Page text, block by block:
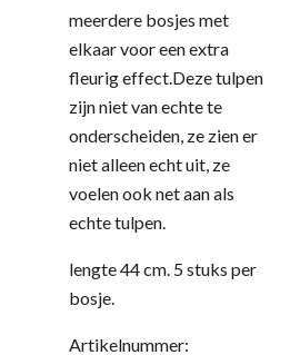
meerdere bosjes met
elkaar voor een extra
fleurig effect.Deze tulpen
zijn niet van echte te
onderscheiden, ze zien er
niet alleen echt uit, ze
voelen ook net aan als
echte tulpen.
lengte 44 cm. 5 stuks per
bosje.
Artikelnummer: